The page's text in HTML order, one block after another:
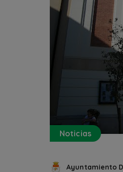
Noticias
Ayuntamiento